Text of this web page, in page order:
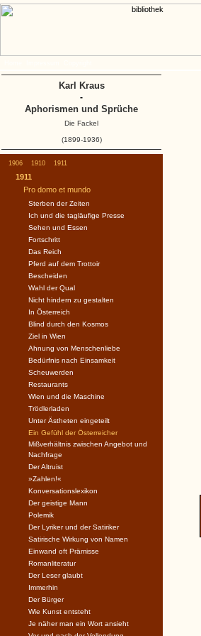
1906 1910 1911
1911
Pro domo et mundo
Sterben der Zeiten
Ich und die tagläufige Presse
Sehen und Essen
Fortschritt
Das Reich
Pferd auf dem Trottoir
Bescheiden
Wahl der Qual
Nicht hindern zu gestalten
In Österreich
Blind durch den Kosmos
Ziel in Wien
Ahnung von Menschenliebe
Bedürfnis nach Einsamkeit
Scheuwerden
Restaurants
Wien und die Maschine
Trödlerladen
Unter Ästheten eingeteilt
Ein Gefühl der Österreicher
Mißverhältnis zwischen Angebot und
Nachfrage
Der Altruist
»Zahlen!«
Konversationslexikon
Der geistige Mann
Polemik
Der Lyriker und der Satiriker
Satirische Wirkung von Namen
Einwand oft Prämisse
Romanliteratur
Der Leser glaubt
Immerhin
Der Bürger
Wie Kunst entsteht
Je näher man ein Wort ansieht
Karl Kraus
-
Aphorismen und Sprüche
Die Fackel
(1899-1936)